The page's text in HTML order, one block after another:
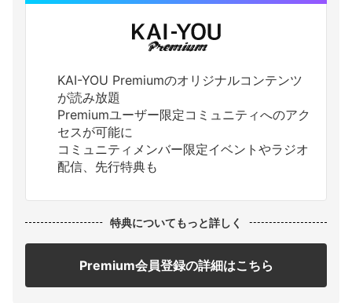
KAI-YOU Premiumのオリジナルコンテンツ
が読み放題
Premiumユーザー限定コミュニティへのアク
セスが可能に
コミュニティメンバー限定イベントやラジオ
配信、先行特典も
特典についてもっと詳しく
Premium会員登録の詳細はこちら